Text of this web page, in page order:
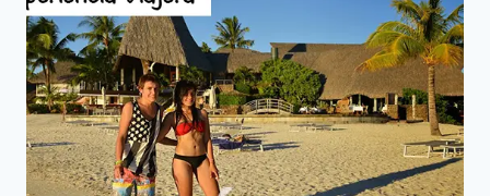
ME
ROBAN
EL
PASAPORTE
EN
EL
EXTRANJERO?